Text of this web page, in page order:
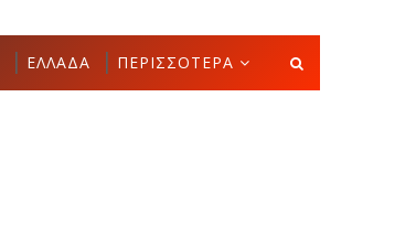
ΕΛΛΑΔΑ ΠΕΡΙΣΣΟΤΕΡΑ